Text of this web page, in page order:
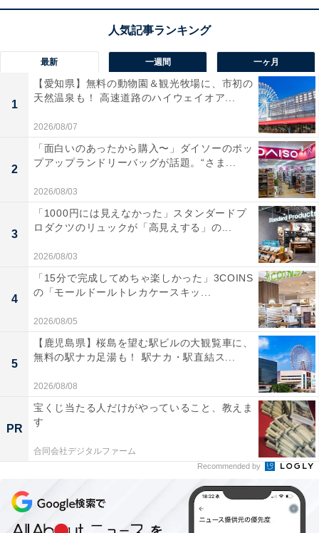
最新 一週間 一ヶ月
1
【愛知県】無料の動物園＆観光牧場に、市初の
天然温泉も！ 高速道路のハイウェイオア...
2026/08/07
2
「面白いのあったから購入〜」ダイソーのポッ
プアップランドリーバッグが話題。“さま...
2026/08/03
3
「1000円には見えなかった」スタンダードプ
ロダクツのリュックが「高見えする」の...
2026/08/03
4
「15分で完成してめちゃ楽しかった」3COINS
の「モールドールトレカケースキッ...
2026/08/05
5
【鹿児島県】桜島を望む駅ビルの大観覧車に、
無料の駅ナカ足湯も！ 駅ナカ・駅直結ス...
2026/08/08
PR
宝くじ当たる人だけがやっていること、教えま
す
合同会社デジタルファーム
Recommended by